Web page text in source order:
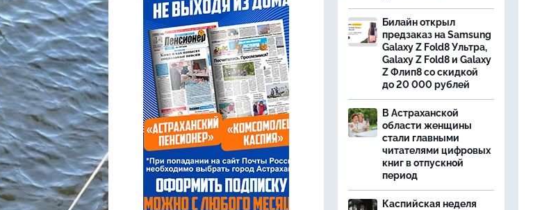
Билайн открыл
предзаказ на Samsung
Galaxy Z Fold8 Ультра,
Galaxy Z Fold8 и Galaxy
Z Флип8 со скидкой
до 20 000 рублей
В Астраханской
области женщины
стали главными
читателями цифровых
книг в отпускной
период
Каспийская неделя